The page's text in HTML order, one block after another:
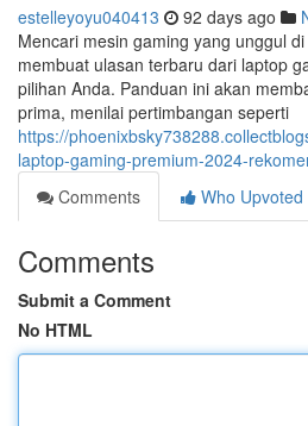
estelleyoyu040413 92 days ago
Mencari mesin gaming yang unggul
membuat ulasan terbaru dari laptop
pilihan Anda. Panduan ini akan
prima, menilai pertimbangan seperti
https://
laptop-gaming-premium-2024-
Comments
Who Upvoted
Comments
Submit a Comment
No HTML